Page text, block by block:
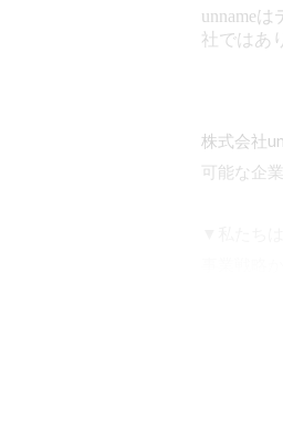
unname
社ではあ
株式会社
可能な企
事業戦略